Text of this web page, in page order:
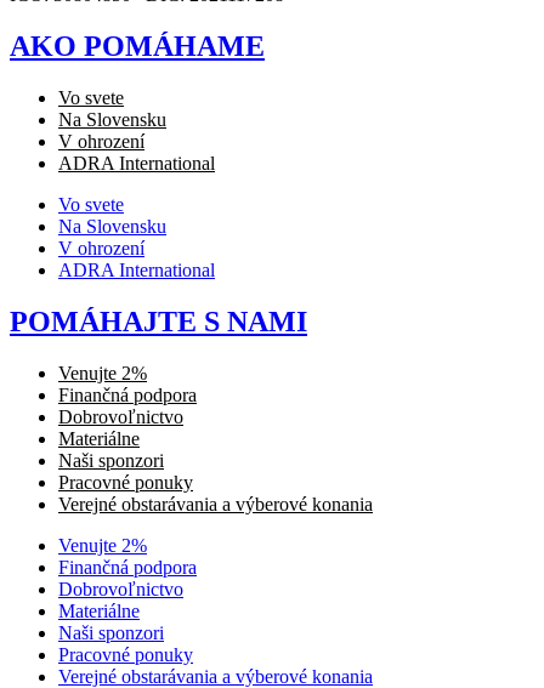
AKO POMÁHAME
Vo svete
Na Slovensku
V ohrození
ADRA International
Vo svete
Na Slovensku
V ohrození
ADRA International
POMÁHAJTE S NAMI
Venujte 2%
Finančná podpora
Dobrovoľnictvo
Materiálne
Naši sponzori
Pracovné ponuky
Verejné obstarávania a výberové konania
Venujte 2%
Finančná podpora
Dobrovoľnictvo
Materiálne
Naši sponzori
Pracovné ponuky
Verejné obstarávania a výberové konania